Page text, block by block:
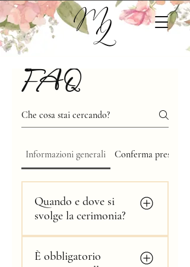
FAQ
Informazioni generali Conferma presenza
Quando e dove si
svolge la cerimonia?
28/08/2026 presso la Chiesa di S.
È obbligatorio